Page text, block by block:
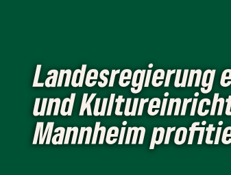
und
Mannheim